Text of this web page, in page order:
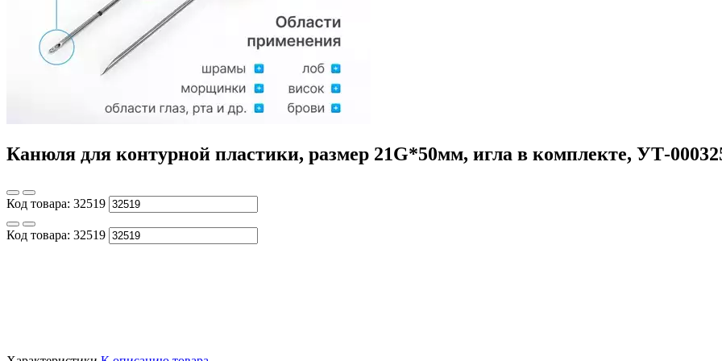
Канюля для контурной пластики, размер 21G*50мм, игла в комплекте, УТ-
Код товара: 32519
Код товара: 32519